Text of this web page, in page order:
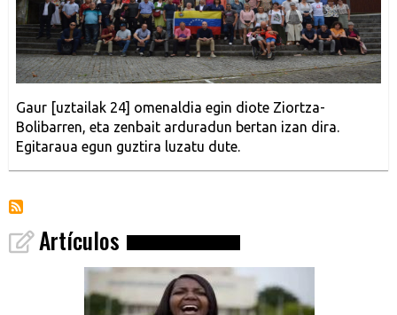
Gaur [uztailak 24] omenaldia egin diote Ziortza-
Bolibarren, eta zenbait arduradun bertan izan dira.
Egitaraua egun guztira luzatu dute.
Artículos